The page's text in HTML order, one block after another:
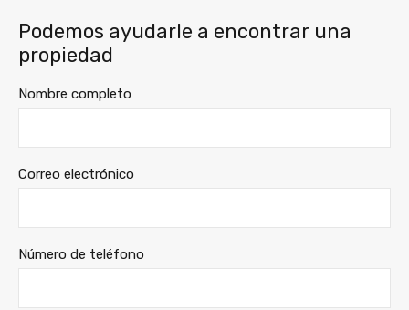
Podemos ayudarle a encontrar una
propiedad
Nombre completo
Correo electrónico
Número de teléfono